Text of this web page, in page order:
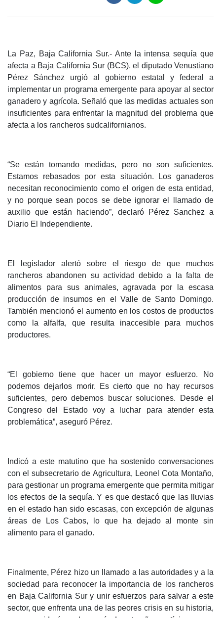
La Paz, Baja California Sur.- Ante la intensa sequía que
afecta a Baja California Sur (BCS), el diputado Venustiano
Pérez Sánchez urgió al gobierno estatal y federal a
implementar un programa emergente para apoyar al sector
ganadero y agrícola. Señaló que las medidas actuales son
insuficientes para enfrentar la magnitud del problema que
afecta a los rancheros sudcalifornianos.
“Se están tomando medidas, pero no son suficientes.
Estamos rebasados por esta situación. Los ganaderos
necesitan reconocimiento como el origen de esta entidad,
y no porque sean pocos se debe ignorar el llamado de
auxilio que están haciendo”, declaró Pérez Sanchez a
Diario El Independiente.
El legislador alertó sobre el riesgo de que muchos
rancheros abandonen su actividad debido a la falta de
alimentos para sus animales, agravada por la escasa
producción de insumos en el Valle de Santo Domingo.
También mencionó el aumento en los costos de productos
como la alfalfa, que resulta inaccesible para muchos
productores.
“El gobierno tiene que hacer un mayor esfuerzo. No
podemos dejarlos morir. Es cierto que no hay recursos
suficientes, pero debemos buscar soluciones. Desde el
Congreso del Estado voy a luchar para atender esta
problemática”, aseguró Pérez.
Indicó a este matutino que ha sostenido conversaciones
con el subsecretario de Agricultura, Leonel Cota Montaño,
para gestionar un programa emergente que permita mitigar
los efectos de la sequía. Y es que destacó que las lluvias
en el estado han sido escasas, con excepción de algunas
áreas de Los Cabos, lo que ha dejado al monte sin
alimento para el ganado.
Finalmente, Pérez hizo un llamado a las autoridades y a la
sociedad para reconocer la importancia de los rancheros
en Baja California Sur y unir esfuerzos para salvar a este
sector, que enfrenta una de las peores crisis en su historia,